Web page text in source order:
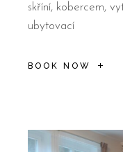
skříní, kobercem,
ubytovací
BOOK NOW